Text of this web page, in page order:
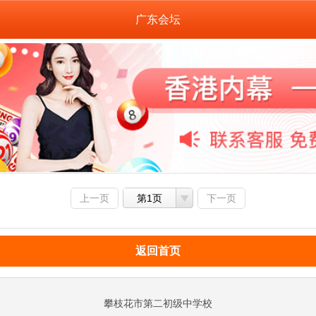
广东会坛
上一页 第1页 下一页
返回首页
攀枝花市第二初级中学校